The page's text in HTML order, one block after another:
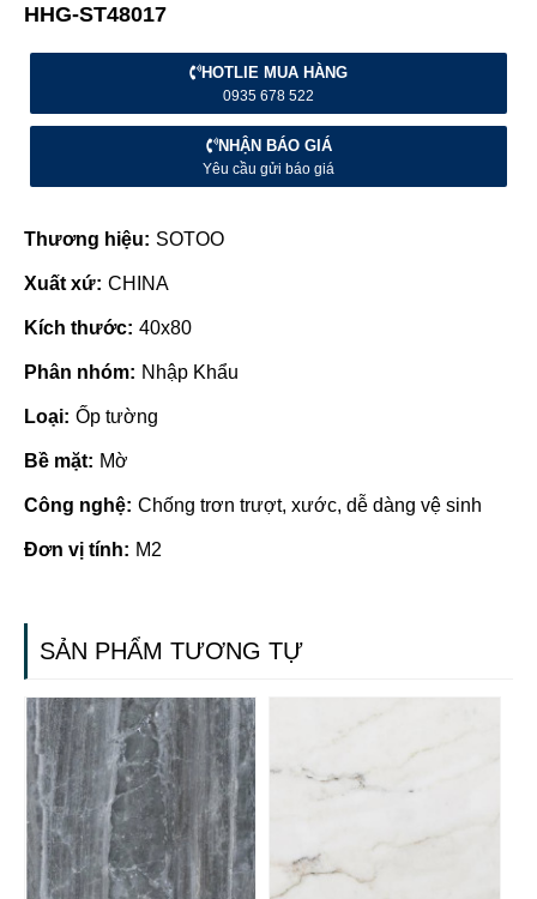
HHG-ST48017
HOTLIE MUA HÀNG
0935 678 522
NHẬN BÁO GIÁ
Yêu cầu gửi báo giá
Thương hiệu: SOTOO
Xuất xứ: CHINA
Kích thước: 40x80
Phân nhóm: Nhập Khẩu
Loại: Ốp tường
Bề mặt: Mờ
Công nghệ: Chống trơn trượt, xước, dễ dàng vệ sinh
Đơn vị tính: M2
SẢN PHẨM TƯƠNG TỰ